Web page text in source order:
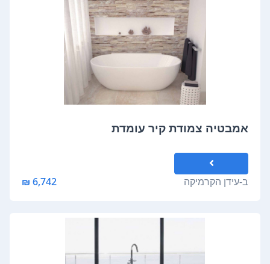
אמבטיה צמודת קיר עומדת
ב-עידן הקרמיקה 6,742 ₪